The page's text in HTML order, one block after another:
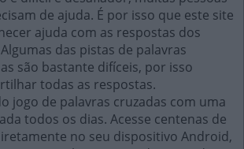
de ajuda. É por isso que este site
ajuda com as respostas dos
das pistas de palavras
são bastante difíceis, por isso
todas as respostas.
jogo de palavras cruzadas com uma
todos os dias. Acesse centenas de
no seu dispositivo Android,